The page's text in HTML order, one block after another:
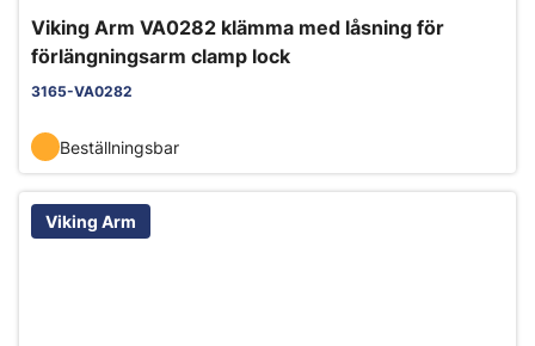
Viking Arm VA0282 klämma med låsning för
förlängningsarm clamp lock
3165-VA0282
Beställningsbar
Viking Arm